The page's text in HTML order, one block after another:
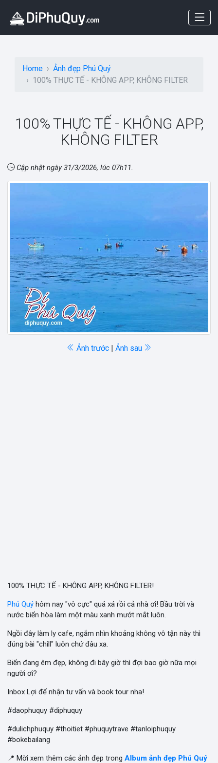
Home
Ảnh đẹp Phú Quý
100% THỰC TẾ - KHÔNG APP, KHÔNG FILTER
100% THỰC TẾ - KHÔNG APP,
KHÔNG FILTER
Cập nhật ngày31/3/2026, lúc 07h11.
Ảnh trước| Ảnh sau
100% THỰC TẾ - KHÔNG APP, KHÔNG FILTER!
Phú Quý hôm nay "vô cực" quá xá rồi cả nhà ơi! Bầu trời và
nước biển hòa làm một màu xanh mướt mắt luôn.
Ngồi đây làm ly cafe, ngắm nhìn khoảng không vô tận này thì
đúng bài "chill" luôn chứ đâu xa.
Biển đang êm đẹp, không đi bây giờ thì đợi bao giờ nữa mọi
người ơi?
Inbox Lợi để nhận tư vấn và book tour nha!
#daophuquy #diphuquy
#dulichphuquy #thoitiet #phuquytrave #tanloiphuquy
#bokebailang
📍 Mời xem thêm các ảnh đẹp trong Album ảnh đẹp Phú Quý